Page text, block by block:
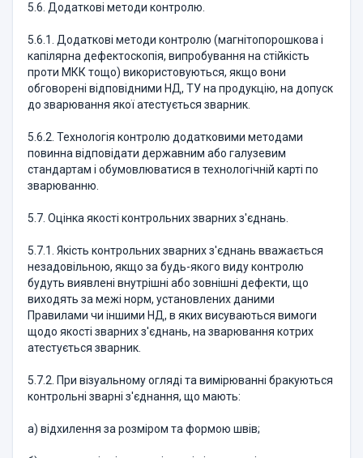
5.6. Додатковi методи контролю.
5.6.1. Додатковi методи контролю (магнiтопорошкова i
капiлярна дефектоскопiя, випробування на стiйкiсть
проти МКК тощо) використовуються, якщо вони
обговоренi вiдповiдними НД, ТУ на продукцiю, на допуск
до зварювання якої атестується зварник.
5.6.2. Технологiя контролю додатковими методами
повинна вiдповiдати державним або галузевим
стандартам i обумовлюватися в технологiчнiй картi по
зварюванню.
5.7. Оцiнка якостi контрольних зварних з'єднань.
5.7.1. Якiсть контрольних зварних з'єднань вважається
незадовiльною, якщо за будь-якого виду контролю
будуть виявленi внутрiшнi або зовнiшнi дефекти, що
виходять за межi норм, установлених даними
Правилами чи iншими НД, в яких висуваються вимоги
щодо якостi зварних з'єднань, на зварювання котрих
атестується зварник.
5.7.2. При вiзуальному оглядi та вимiрюваннi бракуються
контрольнi зварнi з'єднання, що мають:
а) вiдхилення за розмiром та формою швiв;